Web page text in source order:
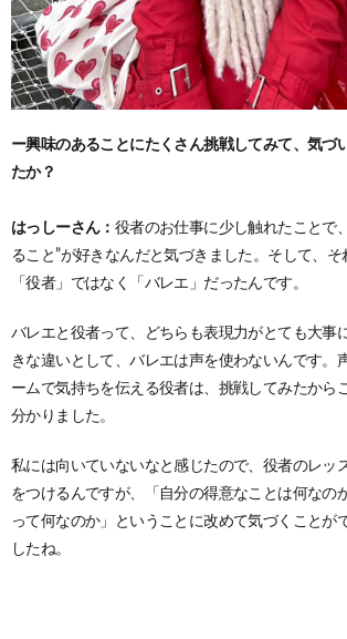
ー興味のあることにたくさん挑戦してみて、気づ
たか？
はっしーさん： 役者のお仕事に少し触れたことで
ること”が好きなんだと気づきました。そして、
「役者」ではなく「バレエ」だったんです。
バレエと役者って、どちらも表現力がとても大事
きな違いとして、バレエは声を使わないんです。
ームで気持ちを伝える役者は、挑戦してみたから
分かりました。
私には向いていないなと感じたので、役者のレッ
をつけるんですが、「自分の得意なことは何なの
って何なのか」ということに改めて気づくことが
したね。